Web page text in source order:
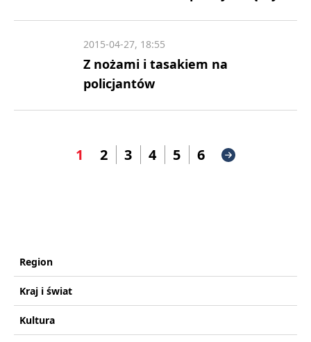
Z nożami i tasakiem na
policjantów
2015-04-27, 18:55
1 2 3 4 5 6
Region
Kraj i świat
Kultura